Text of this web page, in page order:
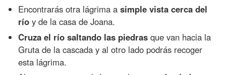
Encontrarás otra lágrima asimple vista cerca del
río y de la casa de Joana.
Cruza el río saltando las piedras que van hacia la
Gruta de la cascada y al otro lado podrás recoger
esta lágrima.